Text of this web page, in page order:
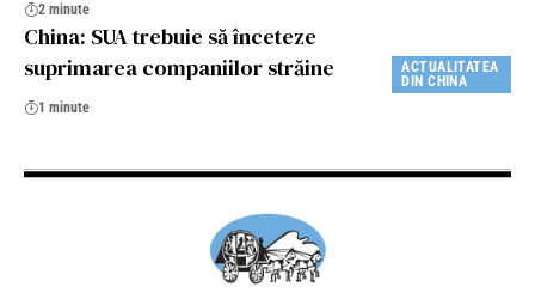
2 minute
ACTUALITATEA
DIN CHINA
China: SUA trebuie să înceteze
suprimarea companiilor străine
1 minute